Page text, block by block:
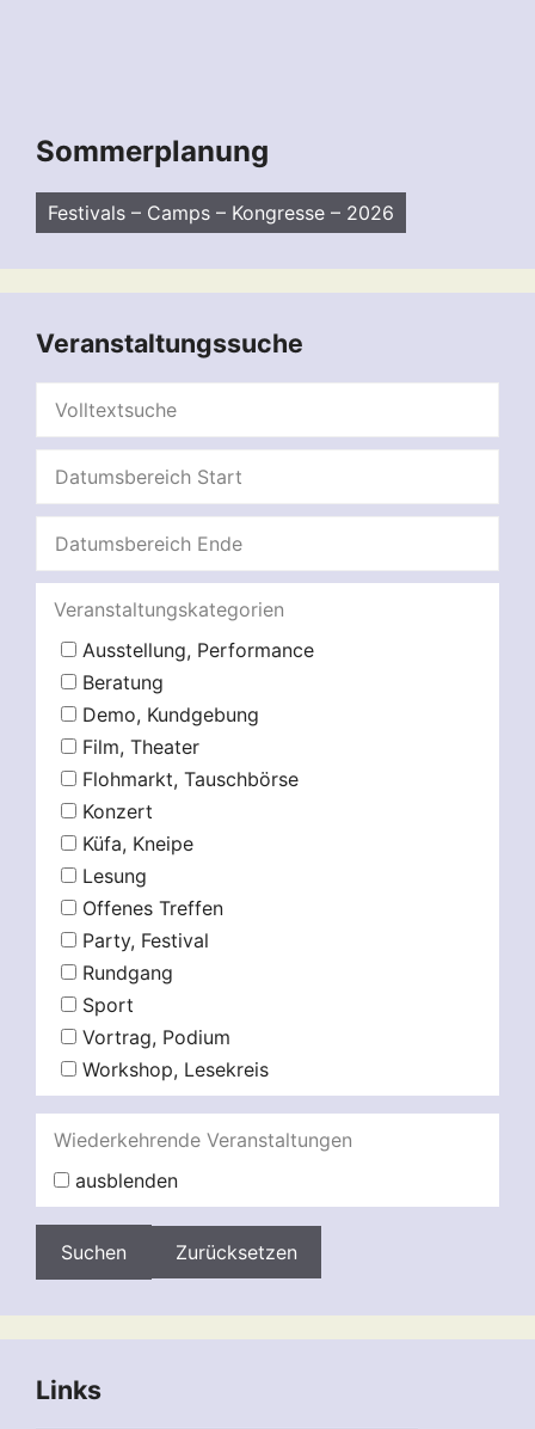
Sommerplanung
Festivals – Camps – Kongresse – 2026
Veranstaltungssuche
Veranstaltungskategorien
Ausstellung, Performance
Beratung
Demo, Kundgebung
Film, Theater
Flohmarkt, Tauschbörse
Konzert
Küfa, Kneipe
Lesung
Offenes Treffen
Party, Festival
Rundgang
Sport
Vortrag, Podium
Workshop, Lesekreis
Wiederkehrende Veranstaltungen
ausblenden
Zurücksetzen
Links